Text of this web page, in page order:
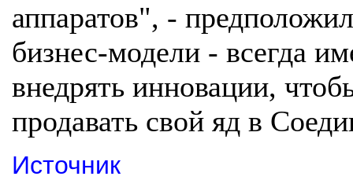
аппаратов", -
бизнес-модели - всегда
внедрять инновации,
продавать свой яд в
Источник